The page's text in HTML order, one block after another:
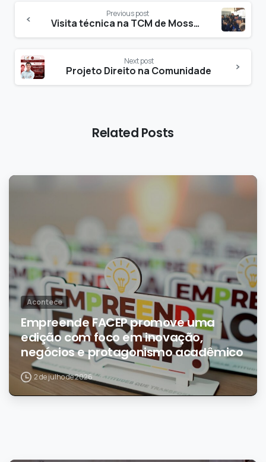
Previous post
Visita técnica na TCM de Mossoró
Next post
Projeto Direito na Comunidade
Related Posts
Acontece
Empreende FACEP promove uma
edição com foco em inovação,
negócios e protagonismo acadêmico
2 de julho de 2026